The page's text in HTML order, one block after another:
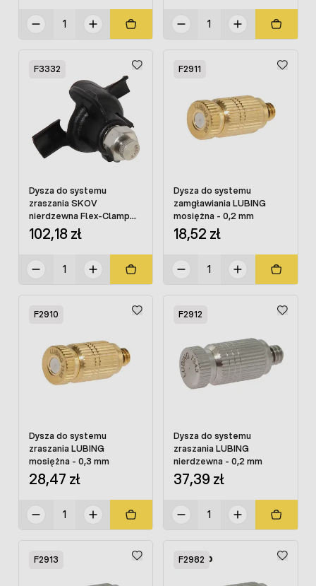
F3332
Dysza do systemu
zraszania SKOV
nierdzewna Flex-Clamp
0,2 mm kompletna
102,18 zł
F2911
Dysza do systemu
zamgławiania LUBING
mosiężna - 0,2 mm
18,52 zł
F2910
Dysza do systemu
zraszania LUBING
mosiężna - 0,3 mm
28,47 zł
F2912
Dysza do systemu
zraszania LUBING
nierdzewna - 0,2 mm
37,39 zł
F2913 F2982